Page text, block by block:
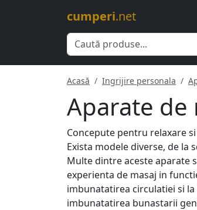
cumperi.net
Acasă Ingrijire personala
Aparate de
Concepute pentru relaxare
Exista modele diverse, de la
Multe dintre aceste aparate
experienta de masaj in
imbunatatirea circulatiei si
imbunatatirea bunastarii